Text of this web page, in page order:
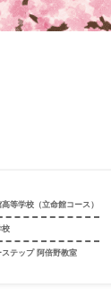
等学校（立命館コース）
校
テップ 阿倍野教室